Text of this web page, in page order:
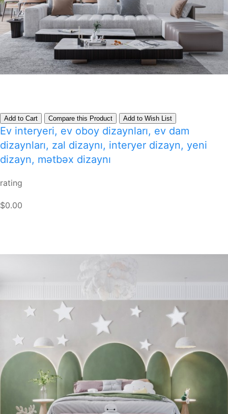
Add to Cart Compare this Product Add to Wish List
Ev interyeri, ev oboy dizaynları, ev dam
dizaynları, zal dizaynı, interyer dizayn, yeni
dizayn, mətbəx dizaynı
rating
$0.00